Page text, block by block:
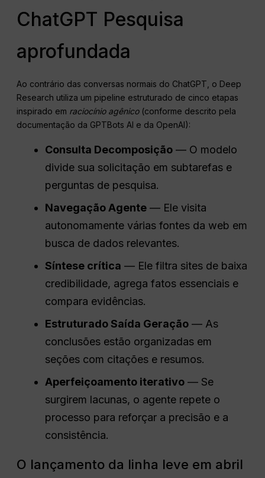
ChatGPT Pesquisa
aprofundada
Ao contrário das conversas normais do ChatGPT, o Deep
Research utiliza um pipeline estruturado de cinco etapas
inspirado em raciocínio agênico(conforme descrito pela
documentação da GPTBots AI e da OpenAI):
Consulta Decomposição — O modelo
divide sua solicitação em subtarefas e
perguntas de pesquisa.
Navegação Agente — Ele visita
autonomamente várias fontes da web em
busca de dados relevantes.
Síntese crítica — Ele filtra sites de baixa
credibilidade, agrega fatos essenciais e
compara evidências.
EstruturadoSaída Geração — As
conclusões estão organizadas em
seções com citações e resumos.
Aperfeiçoamento iterativo — Se
surgirem lacunas, o agente repete o
processo para reforçar a precisão e a
consistência.
O lançamento da linha leve em abril